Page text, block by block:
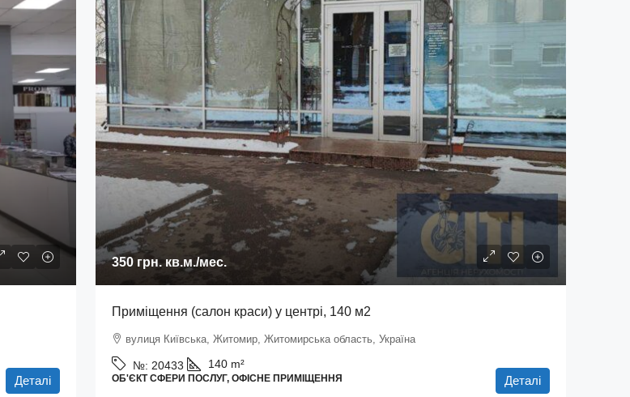
Деталі
350 грн.кв.м./мес.
Приміщення (салон краси) у центрі, 140 м2
вулиця Київська, Житомир, Житомирська область, Україна
№: 20433 140 m²
ОБ'ЄКТ СФЕРИ ПОСЛУГ, ОФІСНЕ ПРИМІЩЕННЯ Деталі